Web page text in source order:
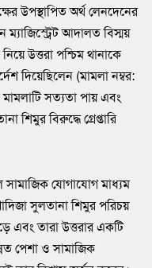
উপস্থাপিত অর্থ লেনদেনের
ম্যাজিস্ট্রেট আদালত বিস্ময়
উত্তরা পশ্চিম থানাকে
দিয়েছিলেন (মামলা নম্বর:
সত্যতা পায় এবং
শিমুর বিরুদ্ধে গ্রেপ্তারি
সামাজিক যোগাযোগ মাধ্যম
সুলতানা শিমুর পরিচয়
এবং তারা উত্তরার একটি
পেশা ও সামাজিক